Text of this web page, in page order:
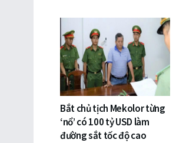
Bắt chủ tịch Mekolor từng
‘nổ’ có 100 tỷ USD làm
đường sắt tốc độ cao